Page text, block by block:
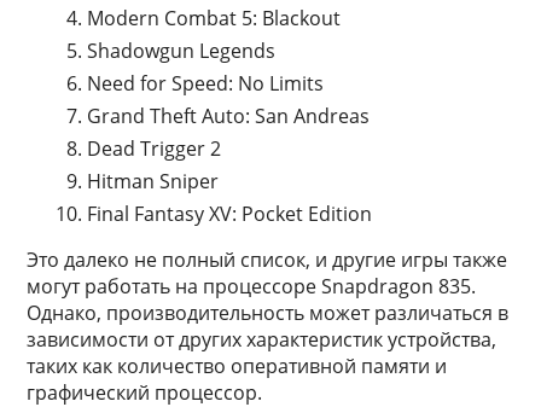
Modern Combat 5: Blackout
Shadowgun Legends
Need for Speed: No Limits
Grand Theft Auto: San Andreas
Dead Trigger 2
Hitman Sniper
Final Fantasy XV: Pocket Edition
Это далеко не полный список, и другие игры также
могут работать на процессоре Snapdragon 835.
Однако, производительность может различаться в
зависимости от других характеристик устройства,
таких как количество оперативной памяти и
графический процессор.